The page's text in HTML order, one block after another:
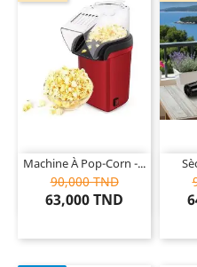
Machine À Pop-Corn -...
90,000 TND
63,000 TND